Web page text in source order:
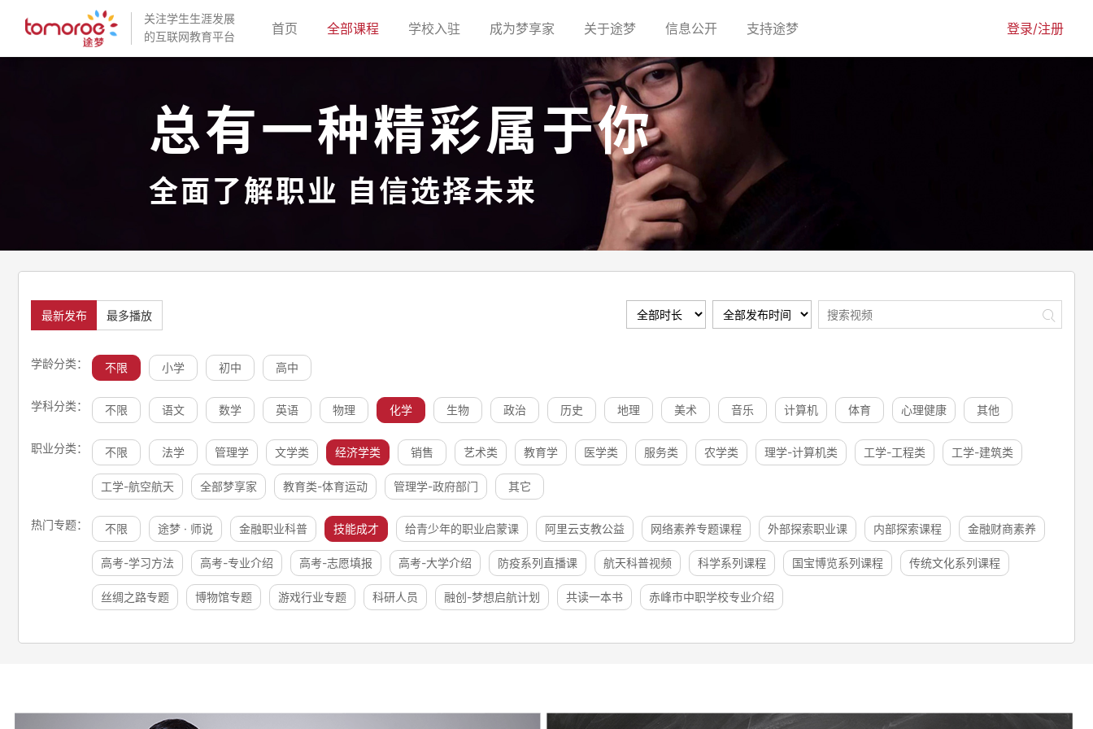
关注学生生涯发展
的互联网教育平台
首页(current)全部课程(current)学校入驻(current)成为梦享家(current)关于途梦(current)信息公开(current)支持途梦(current) 登录/注册
总有一种精彩属于你
全面了解职业 自信选择未来
最新发布 最多播放
学龄分类： 不限 小学 初中 高中
学科分类： 不限 语文 数学 英语 物理 化学 生物 政治 历史 地理 美术 音乐 计算机 体育 心理健康 其他
职业分类： 不限 法学 管理学 文学类 经济学类 销售 艺术类 教育学 医学类 服务类 农学类 理学-计算机类 工学-工程类 工学-建筑类
工学-航空航天 全部梦享家 教育类-体育运动 管理学-政府部门 其它
热门专题： 不限 途梦 · 师说 金融职业科普 技能成才 给青少年的职业启蒙课 阿里云支教公益 网络素养专题课程 外部探索职业课 内部探索课程 金融财商素养
高考-学习方法 高考-专业介绍 高考-志愿填报 高考-大学介绍 防疫系列直播课 航天科普视频 科学系列课程 国宝博览系列课程 传统文化系列课程
丝绸之路专题 博物馆专题 游戏行业专题 科研人员 融创-梦想启航计划 共读一本书 赤峰市中职学校专业介绍